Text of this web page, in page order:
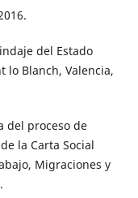
del Estado
lo Blanch, Valencia,
del proceso de
la Carta Social
Migraciones y